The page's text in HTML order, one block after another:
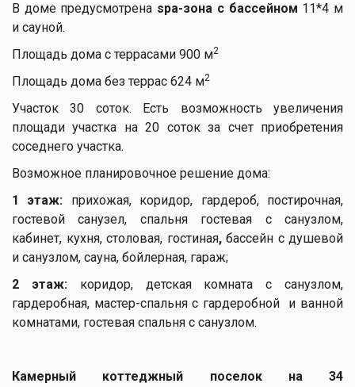
В доме предусмотрена spa-зона с бассейном 11*4 м
и сауной.
Площадь дома с террасами 900 м2
Площадь дома без террас 624 м2
Участок 30 соток. Есть возможность увеличения
площади участка на 20 соток за счет приобретения
соседнего участка.
Возможное планировочное решение дома:
1 этаж: прихожая, коридор, гардероб, постирочная,
гостевой санузел, спальня гостевая с санузлом,
кабинет, кухня, столовая, гостиная, бассейн с душевой
и санузлом, сауна, бойлерная, гараж;
2 этаж: коридор, детская комната с санузлом,
гардеробная, мастер-спальня с гардеробной и ванной
комнатами, гостевая спальня с санузлом.
Камерный коттеджный поселок на 34